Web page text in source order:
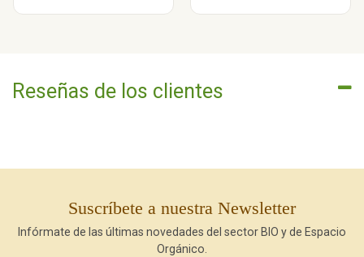
Reseñas de los clientes
Suscríbete a nuestra Newsletter
Infórmate de las últimas novedades del sector BIO y de Espacio
Orgánico.